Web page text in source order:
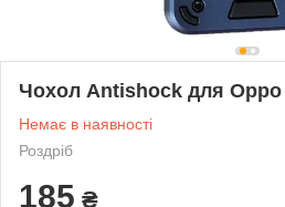
Чохол Antishock для Oppo
Немає в наявності
Роздріб
185 ₴